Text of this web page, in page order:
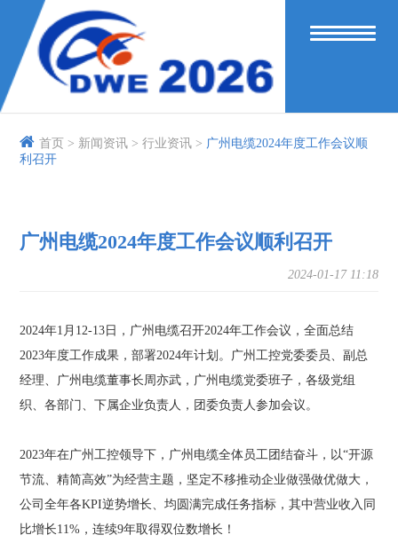
首页 > 新闻资讯 > 行业资讯 > 广州电缆2024年度工作会议顺
利召开
广州电缆2024年度工作会议顺利召开
2024-01-17 11:18
2024年1月12-13日，广州电缆召开2024年工作会议，全面总结
2023年度工作成果，部署2024年计划。广州工控党委委员、副总
经理、广州电缆董事长周亦武，广州电缆党委班子，各级党组
织、各部门、下属企业负责人，团委负责人参加会议。
2023年在广州工控领导下，广州电缆全体员工团结奋斗，以“开源
节流、精简高效”为经营主题，坚定不移推动企业做强做优做大，
公司全年各KPI逆势增长、均圆满完成任务指标，其中营业收入同
比增长11%，连续9年取得双位数增长！